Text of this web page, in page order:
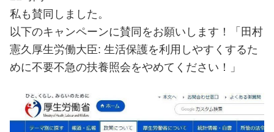
私も賛同しました。
以下のキャンペーンに賛同をお願いします！「田村
憲久厚生労働大臣: 生活保護を利用しやすくするた
めに不要不急の扶養照会をやめてください！」